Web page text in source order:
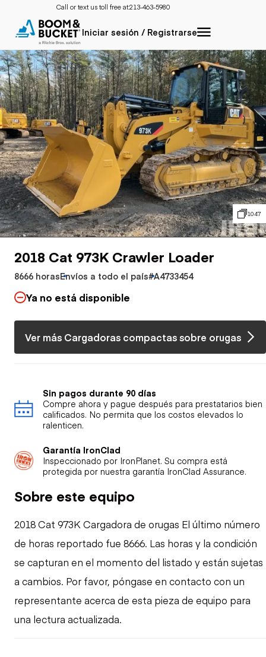
Call or text us toll free at:213-463-5980
Iniciar sesión / Registrarse
1047
2018 Cat 973K Crawler Loader
8666 horasEnvíos a todo el país#A4733454
Ya no está disponible
Ver más Cargadoras compactas sobre orugas
Sin pagos durante 90 días
Compre ahora y pague después para prestatarios bien
calificados. No permita que los costos elevados lo
ralenticen.
Garantía IronClad
Inspeccionado por IronPlanet. Su compra está
protegida por nuestra garantía IronClad Assurance.
Sobre este equipo
2018 Cat 973K Cargadora de orugas El último número
de horas reportado fue 8666. Las horas y la condición
se capturan en el momento del listado y están sujetas
a cambios. Por favor, póngase en contacto con un
representante acerca de esta pieza de equipo para
una lectura actualizada.